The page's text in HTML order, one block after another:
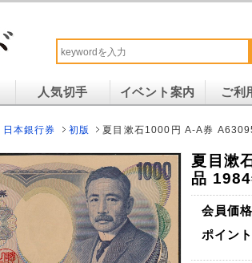
人気切手 イベント案内 ご利
日本銀行券 初版 夏目漱石1000円 A-A券
夏目漱
品
会員価格
ポイント